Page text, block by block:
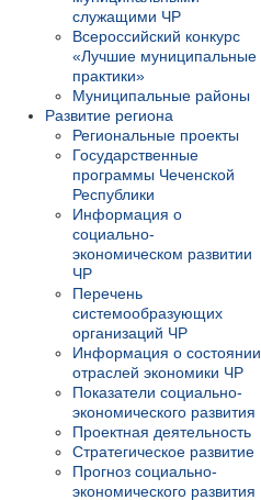
служащими ЧР
Всероссийский конкурс
«Лучшие муниципальные
практики»
Муниципальные районы
Развитие региона
Региональные проекты
Государственные
программы Чеченской
Республики
Информация о
социально-
экономическом развитии
ЧР
Перечень
системообразующих
организаций ЧР
Информация о состоянии
отраслей экономики ЧР
Показатели социально-
экономического развития
Проектная деятельность
Стратегическое развитие
Прогноз социально-
экономического развития